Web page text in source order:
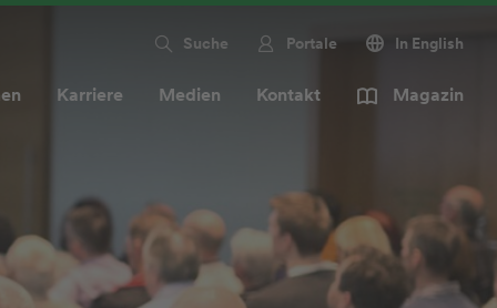
Suche Portale In English
Karriere Medien Kontakt Magazin